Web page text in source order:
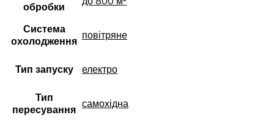
обробки
Система
охолодження повітряне
Тип запуску електро
Тип
пересування самохідна